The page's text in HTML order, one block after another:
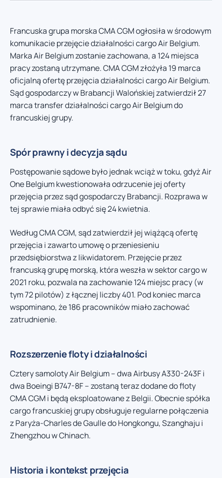
Francuska grupa morska CMA CGM ogłosiła w środowym
komunikacie przejęcie działalności cargo Air Belgium.
Marka Air Belgium zostanie zachowana, a 124 miejsca
pracy zostaną utrzymane. CMA CGM złożyła 19 marca
oficjalną ofertę przejęcia działalności cargo Air Belgium.
Sąd gospodarczy w Brabancji Walońskiej zatwierdził 27
marca transfer działalności cargo Air Belgium do
francuskiej grupy.
Spór prawny i decyzja sądu
Postępowanie sądowe było jednak wciąż w toku, gdyż Air
One Belgium kwestionowała odrzucenie jej oferty
przejęcia przez sąd gospodarczy Brabancji. Rozprawa w
tej sprawie miała odbyć się 24 kwietnia.
Według CMA CGM, sąd zatwierdził jej wiążącą ofertę
przejęcia i zawarto umowę o przeniesieniu
przedsiębiorstwa z likwidatorem. Przejęcie przez
francuską grupę morską, która weszła w sektor cargo w
2021 roku, pozwala na zachowanie 124 miejsc pracy (w
tym 72 pilotów) z łącznej liczby 401. Pod koniec marca
wspominano, że 186 pracowników miało zachować
zatrudnienie.
Rozszerzenie floty i działalności
Cztery samoloty Air Belgium – dwa Airbusy A330-243F i
dwa Boeingi B747-8F – zostaną teraz dodane do floty
CMA CGM i będą eksploatowane z Belgii. Obecnie spółka
cargo francuskiej grupy obsługuje regularne połączenia
z Paryża-Charles de Gaulle do Hongkongu, Szanghaju i
Zhengzhou w Chinach.
Historia i kontekst przejęcia